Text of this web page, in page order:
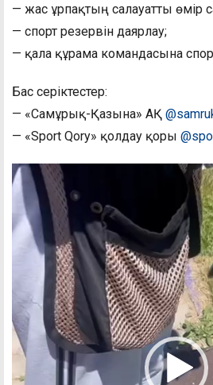
— жас ұрпақтың салауатты өмір
— спорт резервін даярлау;
— қала құрама командасына
Бас серіктестер:
— «Самұрық-Қазына» АҚ
— «Sport Qory» қолдау қоры
Видеоплеер